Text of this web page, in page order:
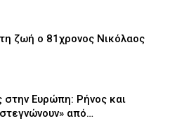
ζωή ο 81χρονος Νικόλαος
στην Ευρώπη: Ρήνος και
από…